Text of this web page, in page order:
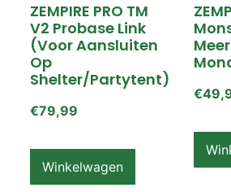
ZEMPIRE PRO TM
V2 Probase Link
(voor Aansluiten
Op
Shelter/partytent)
€79,99
Winkelwagen
€